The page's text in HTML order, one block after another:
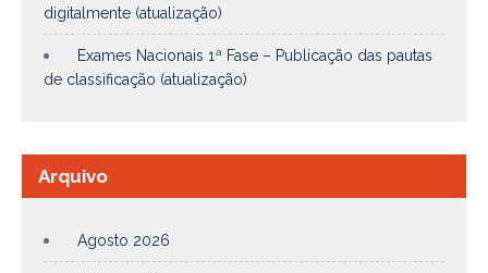
digitalmente (atualização)
Exames Nacionais 1ª Fase – Publicação das pautas
de classificação (atualização)
Arquivo
Agosto 2026